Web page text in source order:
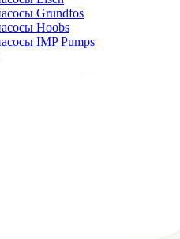
Grundfos
Hoobs
IMP Pumps